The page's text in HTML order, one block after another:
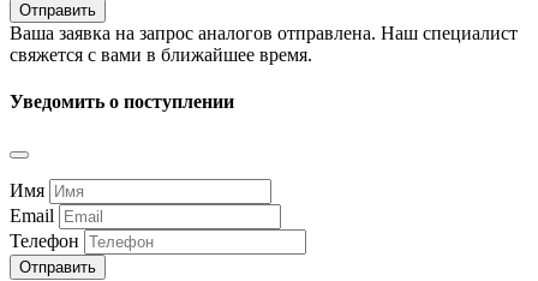
Отправить
Ваша заявка на запрос аналогов отправлена. Наш специалист
свяжется с вами в ближайшее время.
Уведомить о поступлении
Имя
Email
Телефон
Отправить